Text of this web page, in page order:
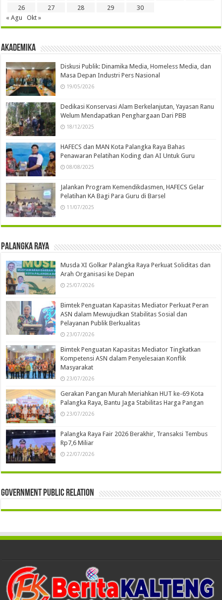
26
27 28 29
30
« Agu
Okt »
Akademika
Diskusi Publik: Dinamika Media, Homeless Media, dan
Masa Depan Industri Pers Nasional
19/05/2026
Dedikasi Konservasi Alam Berkelanjutan, Yayasan Ranu
Welum Mendapatkan Penghargaan Dari PBB
18/12/2025
HAFECS dan MAN Kota Palangka Raya Bahas
Penawaran Pelatihan Koding dan AI Untuk Guru
08/08/2025
Jalankan Program Kemendikdasmen, HAFECS Gelar
Pelatihan KA Bagi Para Guru di Barsel
11/07/2025
Palangka Raya
Musda XI Golkar Palangka Raya Perkuat Soliditas dan
Arah Organisasi ke Depan
25/07/2026
Bimtek Penguatan Kapasitas Mediator Perkuat Peran
ASN dalam Mewujudkan Stabilitas Sosial dan
Pelayanan Publik Berkualitas
23/07/2026
Bimtek Penguatan Kapasitas Mediator Tingkatkan
Kompetensi ASN dalam Penyelesaian Konflik
Masyarakat
23/07/2026
Gerakan Pangan Murah Meriahkan HUT ke-69 Kota
Palangka Raya, Bantu Jaga Stabilitas Harga Pangan
23/07/2026
Palangka Raya Fair 2026 Berakhir, Transaksi Tembus
Rp7,6 Miliar
22/07/2026
Government Public Relation